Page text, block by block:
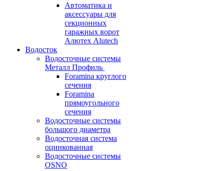
Автоматика и
аксессуары для
секционных
гаражных ворот
Алютех Alutech
Водосток
Водосточные системы
Металл Профиль
Foramina круглого
сечения
Foramina
прямоугольного
сечения
Водосточные системы
большого диаметра
Водосточная система
оцинкованная
Водосточные системы
OSNO